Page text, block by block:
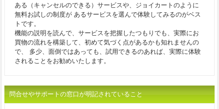
ある（キャンセルのできる）サービスや、ジョイカートのように
無料お試しの制度が あるサービスを選んで体験してみるのがベス
トです。
機能の説明を読んで、サービスを把握したつもりでも、実際にお
買物の流れを構築して、初めて気づく点があるかも知れませんの
で、 多少、面倒ではあっても、試用できるのあれば、実際に体験
されることをお勧めいたします。
問合せやサポートの窓口が明記されていること